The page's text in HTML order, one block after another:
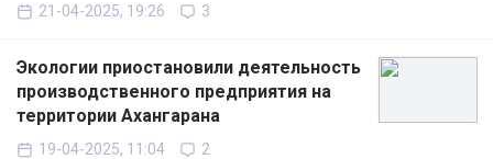
21-04-2025, 19:26 3
Экологии приостановили деятельность
производственного предприятия на
территории Ахангарана
19-04-2025, 11:04 2